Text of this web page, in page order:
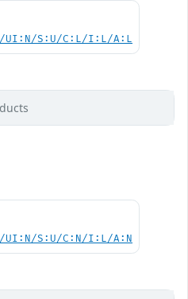
UI:N/S:U/C:L/I:L/A:L
UI:N/S:U/C:N/I:L/A:N